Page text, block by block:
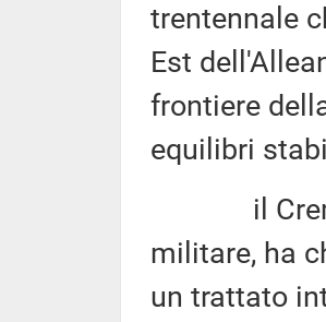
trentennale
Est
frontiere
equilibri
il
militare, ha
un trattato